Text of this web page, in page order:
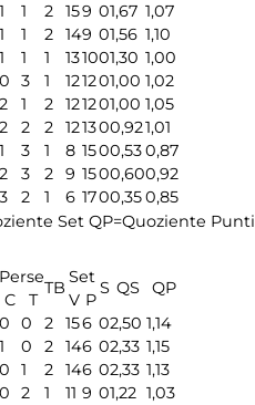
1 1 2 159 01,67 1,07
1 1 2 149 01,56 1,10
1 1 1 131001,30 1,00
0 3 1 121201,00 1,02
2 1 2 121201,00 1,05
2 2 2 121300,921,01
1 3 1 8 1500,530,87
2 3 2 9 1500,600,92
3 2 1 6 1700,350,85
Set QP=Quoziente Punti
Perse
TB
Set
S QS QP
C T V P
0 0 2 156 02,50 1,14
1 0 2 146 02,33 1,15
0 1 2 146 02,33 1,13
0 2 1 11 9 01,22 1,03